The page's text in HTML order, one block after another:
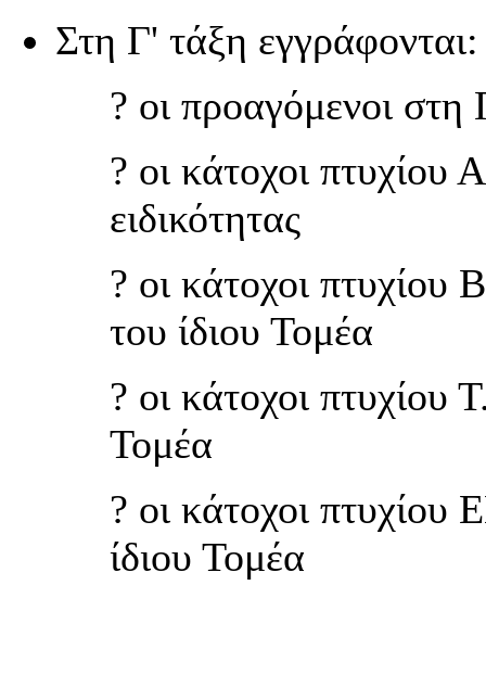
Στη Γ' τάξη εγγράφονται:
? oι προαγόμενοι
? οι κάτοχοι πτυχίου
ειδικότητας
? οι κάτοχοι πτυχίου
του ίδιου Τομέα
? οι κάτοχοι πτυχίου
Τομέα
? οι κάτοχοι
ίδιου Τομέα